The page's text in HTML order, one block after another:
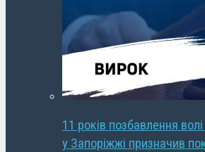
11 років позбавлення
у Запоріжжі призначив